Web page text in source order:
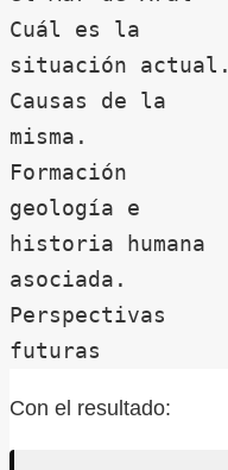
Cuál es la
situación actual.
Causas de la
misma.
Formación
geología e
historia humana
asociada.
Perspectivas
futuras
Con el resultado: